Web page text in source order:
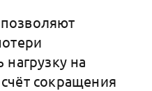
на
сокращения